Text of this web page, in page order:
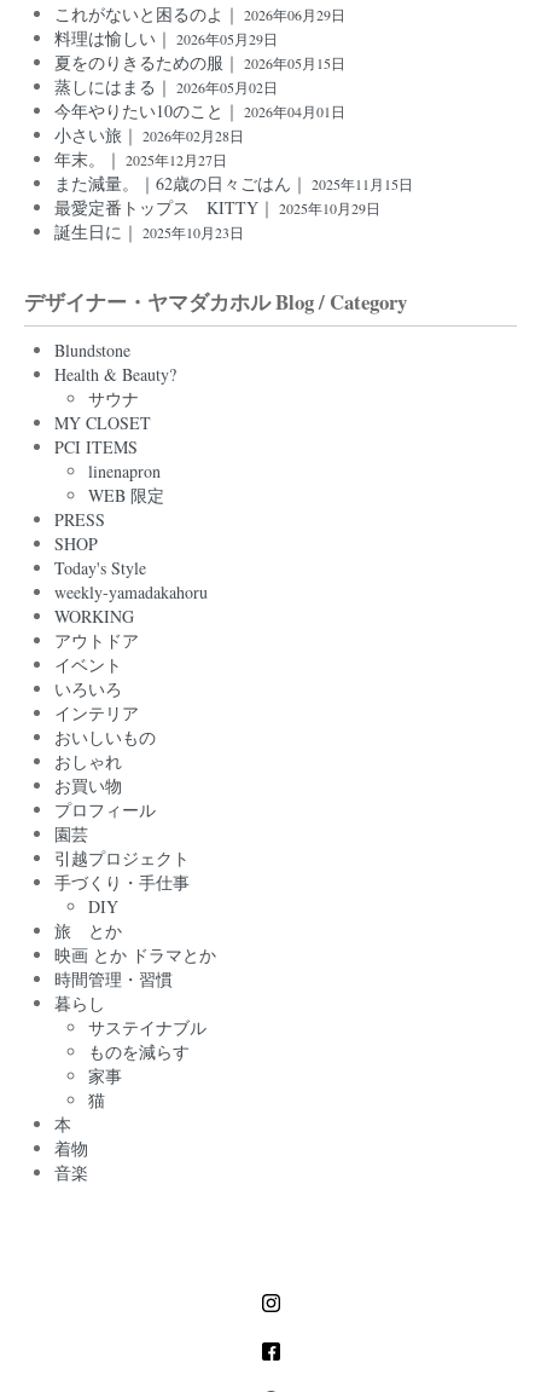
これがないと困るのよ｜ 2026年06月29日
料理は愉しい｜ 2026年05月29日
夏をのりきるための服｜ 2026年05月15日
蒸しにはまる｜ 2026年05月02日
今年やりたい10のこと｜ 2026年04月01日
小さい旅｜ 2026年02月28日
年末。｜ 2025年12月27日
また減量。｜62歳の日々ごはん｜ 2025年11月15日
最愛定番トップス KITTY｜ 2025年10月29日
誕生日に｜ 2025年10月23日
デザイナー・ヤマダカホル Blog / Category
Blundstone
Health & Beauty?
サウナ
MY CLOSET
PCI ITEMS
linenapron
WEB 限定
PRESS
SHOP
Today's Style
weekly-yamadakahoru
WORKING
アウトドア
イベント
いろいろ
インテリア
おいしいもの
おしゃれ
お買い物
プロフィール
園芸
引越プロジェクト
手づくり・手仕事
DIY
旅 とか
映画 とか ドラマとか
時間管理・習慣
暮らし
サステイナブル
ものを減らす
家事
猫
本
着物
音楽